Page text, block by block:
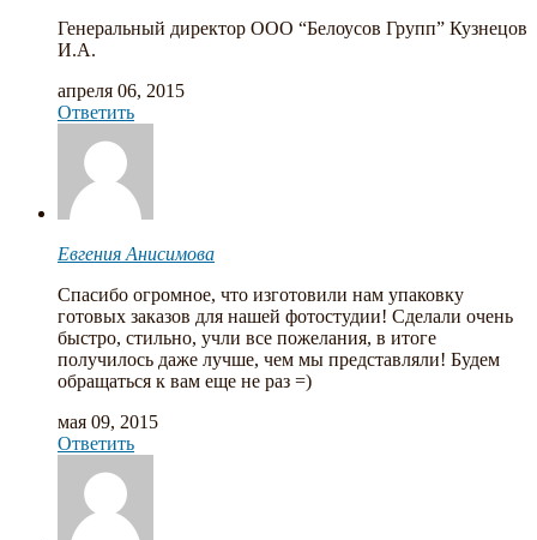
Генеральный директор ООО “Белоусов Групп” Кузнецов
И.А.
апреля 06, 2015
Ответить
Евгения Анисимова
Спасибо огромное, что изготовили нам упаковку
готовых заказов для нашей фотостудии! Сделали очень
быстро, стильно, учли все пожелания, в итоге
получилось даже лучше, чем мы представляли! Будем
обращаться к вам еще не раз =)
мая 09, 2015
Ответить